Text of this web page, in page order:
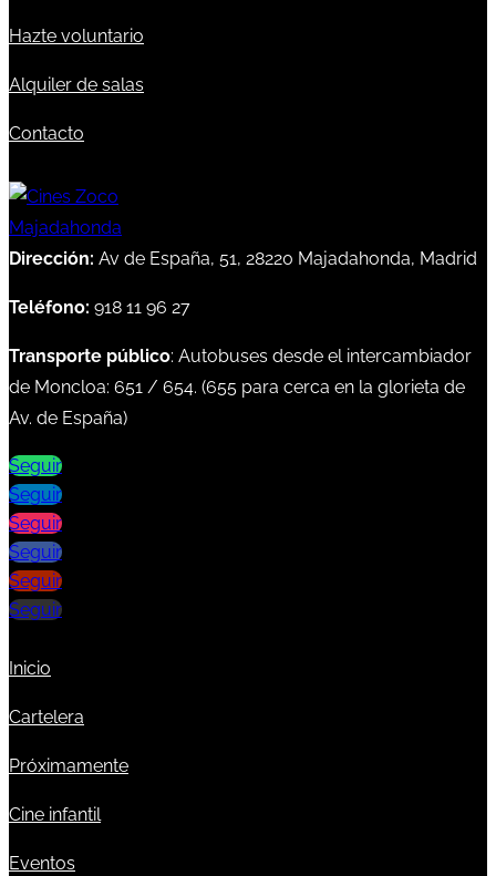
Hazte voluntario
Alquiler de salas
Contacto
Dirección: Av de España, 51, 28220 Majadahonda, Madrid
Teléfono: 918 11 96 27
Transporte público: Autobuses desde el intercambiador
de Moncloa: 651 / 654. (655 para cerca en la glorieta de
Av. de España)
Seguir
Seguir
Seguir
Seguir
Seguir
Seguir
Inicio
Cartelera
Próximamente
Cine infantil
Eventos